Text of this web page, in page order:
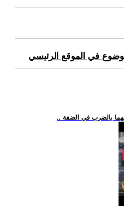
في الموقع الرئيسي
بالضرب في الضفة